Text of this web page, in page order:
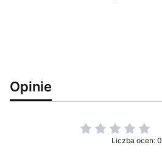
Opinie
Liczba ocen: 0